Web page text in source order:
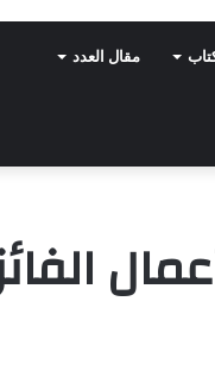
مقال العدد